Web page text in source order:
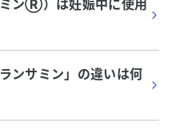
ンⓇ）は妊娠中に使用
ンサミン」の違いは何